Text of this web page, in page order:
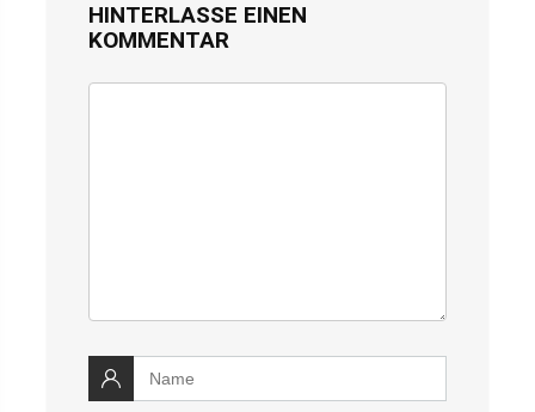
HINTERLASSE EINEN
KOMMENTAR